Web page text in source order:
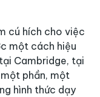
cú hích cho việc
một cách hiệu
Cambridge, tại
phần, một
hình thức dạy